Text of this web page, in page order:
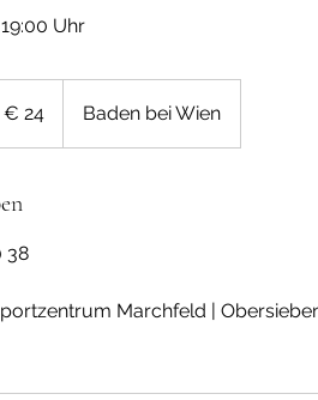
Uhr
€ 24 Baden bei Wien
38
Marchfeld |